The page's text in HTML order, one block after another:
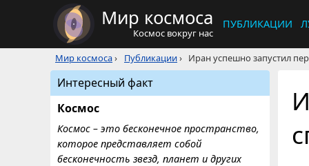
Мир космоса
Космос вокруг нас
ПУБЛИКАЦИИ
Мир космоса› Публикации› Иран успешно запустил
Интересный факт
Космос
Космос – это бесконечное пространство,
которое представляет собой
бесконечность звезд, планет и других